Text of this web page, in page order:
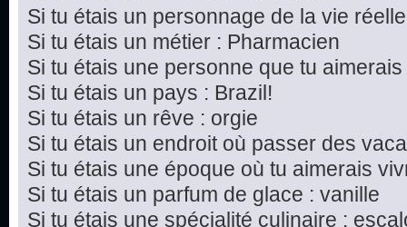
Si tu étais un personnage de la vie
Si tu étais un métier : Pharmacien
Si tu étais une personne que tu
Si tu étais un pays : Brazil!
Si tu étais un rêve : orgie
Si tu étais un endroit où passer des
Si tu étais une époque où tu aimerais
Si tu étais un parfum de glace : vanille
Si tu étais une spécialité culinaire :